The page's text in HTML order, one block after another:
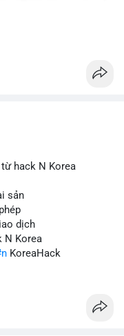
hack N Korea
sản
dịch
N Korea
KoreaHack